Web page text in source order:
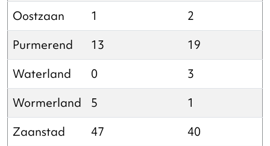
Oostzaan
1
2
Purmerend
13
19
Waterland
0
3
Wormerland
5
1
Zaanstad
47
40